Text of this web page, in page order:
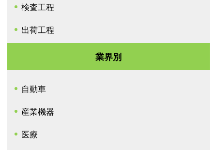
検査工程
出荷工程
業界別
自動車
産業機器
医療